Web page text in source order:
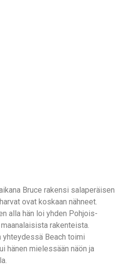
Bruce rakensi salaperäisen
ovat koskaan nähneet.
alla hän loi yhden Pohjois-
rakenteista.
Beach toimi
hänen mielessään näön ja